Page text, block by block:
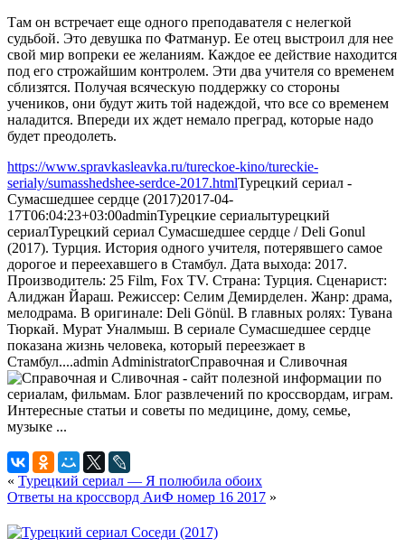
Там он встречает еще одного преподавателя с нелегкой
судьбой. Это девушка по Фатманур. Ее отец выстроил для нее
свой мир вопреки ее желаниям. Каждое ее действие находится
под его строжайшим контролем. Эти два учителя со временем
сблизятся. Получая всяческую поддержку со стороны
учеников, они будут жить той надеждой, что все со временем
наладится. Впереди их ждет немало преград, которые надо
будет преодолеть.
https://www.spravkasleavka.ru/tureckoe-kino/tureckie-
serialy/sumasshedshee-serdce-2017.htmlТурецкий сериал -
Сумасшедшее сердце (2017)2017-04-
17T06:04:23+03:00adminТурецкие сериалытурецкий
сериалТурецкий сериал Сумасшедшее сердце / Deli Gonul
(2017). Турция. История одного учителя, потерявшего самое
дорогое и переехавшего в Стамбул. Дата выхода: 2017.
Производитель: 25 Film, Fox TV. Страна: Турция. Сценарист:
Алиджан Йараш. Режиссер: Селим Демирделен. Жанр: драма,
мелодрама. В оригинале: Deli Gönül. В главных ролях: Тувана
Тюркай. Мурат Уналмыш. В сериале Сумасшедшее сердце
показана жизнь человека, который переезжает в
Стамбул....admin AdministratorСправочная и Сливочная
« Турецкий сериал — Я полюбила обоих
Ответы на кроссворд АиФ номер 16 2017 »